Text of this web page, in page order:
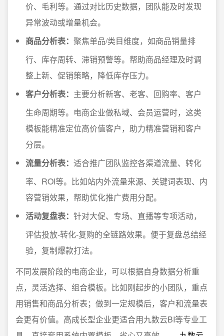
价、毛利等。通过对比历史数据，团队能及时发现
异常波动或增量机会。
商品分析表： 聚焦单品/类目维度，如商品销量排
行、库存周转、滞销预警等。帮助商品经理及时调
整上新、促销策略，降低库存压力。
客户分析表： 主要分析新客、老客、回购率、客户
生命周期等。电商企业做私域、会员运营时，这类
模板能精准定位高价值客户，助力精准营销和客户
分层。
流量分析表： 适合推广团队监控各渠道流量、转化
率、ROI等。比如站内外流量来源、关键词表现、内
容营销效果，帮助优化推广费用分配。
活动复盘表： 针对大促、专场、直播等专项活动，
评估投放-转化-复购的全链路效果。便于复盘总结经
验，复制爆款打法。
不同发展阶段的电商企业，可以根据自身数据分析重
点，灵活选择、组合模板。比如刚起步的小团队，重点
用销售和商品分析表；做到一定规模后，客户和流量表
会更有价值。高成长型企业更适合用九数云BI等专业工